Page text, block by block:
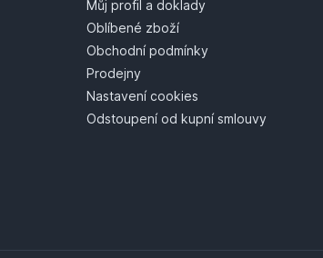
Můj profil a doklady
Oblíbené zboží
Obchodní podmínky
Prodejny
Nastavení cookies
Odstoupení od kupní smlouvy